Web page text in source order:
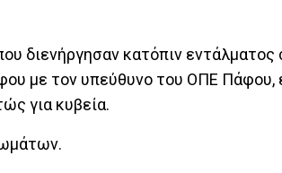
διενήργησαν κατόπιν εντάλματος
με τον υπεύθυνο του ΟΠΕ Πάφου,
για κυβεία.